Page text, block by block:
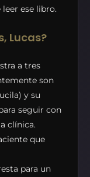
ese libro.
Lucas?
a tres
son
y su
seguir con
clínica.
que
para un